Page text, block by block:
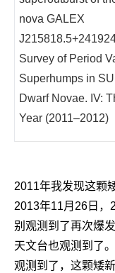
nova GALEX
Survey of Period
Superhumps in
Dwarf Novae. IV:
Year (2011–2012)
2011年我发现这颗
2013年11月26日，
别观测到了再次爆
天文台也观测到了。
观测到了，这颗矮新